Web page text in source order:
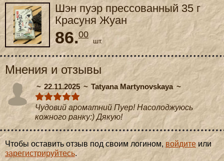
Шэн пуэр прессованный 35 г
Красуня Жуан
86.00
шт.
Мнения и отзывы
22.11.2025 Tatyana Martynovskaya
Чудовий ароматний Пуер! Насолоджуюсь
кожного ранку:) Дякую!
Чтобы оставить отзыв под своим логином, войдите или
зарегистрируйтесь.